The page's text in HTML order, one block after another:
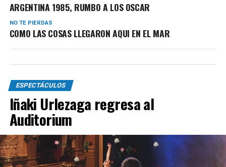
ARGENTINA 1985, RUMBO A LOS OSCAR
NO TE PIERDAS
COMO LAS COSAS LLEGARON AQUI EN EL MAR
ESPECTÁCULOS
Iñaki Urlezaga regresa al
Auditorium